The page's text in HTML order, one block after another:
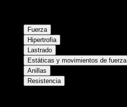
Fuerza
Hipertrofia
Lastrado
Estáticas y movimientos de fuerza
Anillas
Resistencia